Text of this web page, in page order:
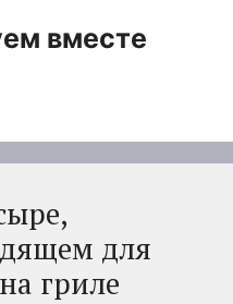
вместе
для
гриле